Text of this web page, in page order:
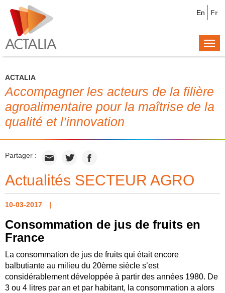
Fr
En
ACTALIA
Accompagner les acteurs de la filière
agroalimentaire pour la maîtrise de la
qualité et l’innovation
Partager :
Actualités SECTEUR AGRO
10-03-2017
Consommation de jus de fruits en
France
La consommation de jus de fruits qui était encore
balbutiante au milieu du 20ème siècle s’est
considérablement développée à partir des années 1980. De
3 ou 4 litres par an et par habitant, la consommation a alors